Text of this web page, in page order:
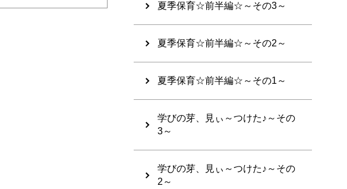
夏季保育☆前半編☆～その3～
夏季保育☆前半編☆～その2～
夏季保育☆前半編☆～その1～
学びの芽、見ぃ～つけた♪～その
3～
学びの芽、見ぃ～つけた♪～その
2～